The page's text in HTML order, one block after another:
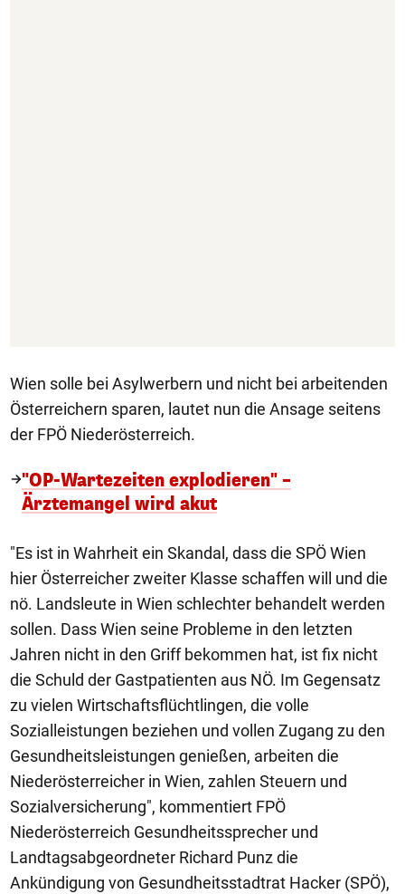
Wien solle bei Asylwerbern und nicht bei arbeitenden
Österreichern sparen, lautet nun die Ansage seitens
der FPÖ Niederösterreich.
"OP-Wartezeiten explodieren" –
Ärztemangel wird akut
"Es ist in Wahrheit ein Skandal, dass die SPÖ Wien
hier Österreicher zweiter Klasse schaffen will und die
nö. Landsleute in Wien schlechter behandelt werden
sollen. Dass Wien seine Probleme in den letzten
Jahren nicht in den Griff bekommen hat, ist fix nicht
die Schuld der Gastpatienten aus NÖ. Im Gegensatz
zu vielen Wirtschaftsflüchtlingen, die volle
Sozialleistungen beziehen und vollen Zugang zu den
Gesundheitsleistungen genießen, arbeiten die
Niederösterreicher in Wien, zahlen Steuern und
Sozialversicherung", kommentiert FPÖ
Niederösterreich Gesundheitssprecher und
Landtagsabgeordneter Richard Punz die
Ankündigung von Gesundheitsstadtrat Hacker (SPÖ),